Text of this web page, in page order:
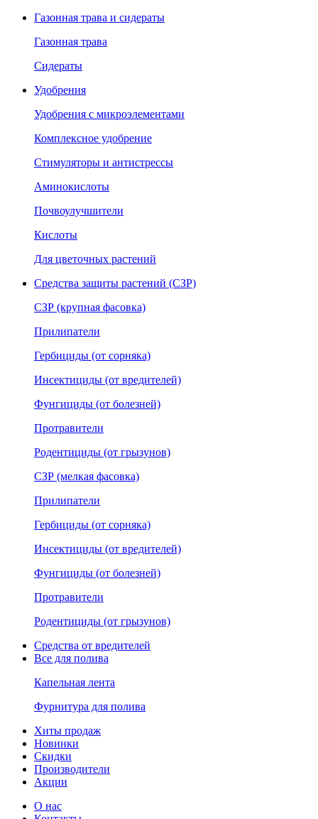
Газонная трава и сидераты
Газонная трава
Сидераты
Удобрения
Удобрения с микроэлементами
Комплексное удобрение
Стимуляторы и антистрессы
Аминокислоты
Почвоулучшители
Кислоты
Для цветочных растений
Средства защиты растений (СЗР)
СЗР (крупная фасовка)
Прилипатели
Гербициды (от сорняка)
Инсектициды (от вредителей)
Фунгициды (от болезней)
Протравители
Родентициды (от грызунов)
СЗР (мелкая фасовка)
Прилипатели
Гербициды (от сорняка)
Инсектициды (от вредителей)
Фунгициды (от болезней)
Протравители
Родентициды (от грызунов)
Средства от вредителей
Все для полива
Капельная лента
Фурнитура для полива
Хиты продаж
Новинки
Скидки
Производители
Акции
О нас